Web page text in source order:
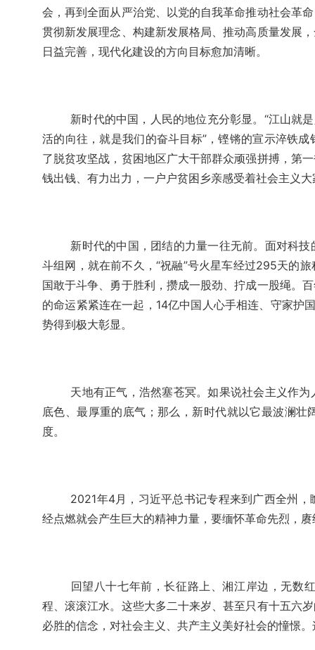
会，再到全面从严治党、以党的自我革命推动社会革
贯彻新发展理念、构建新发展格局、推动高质量发展
日益完善，现代化建设的方向目标愈加清晰。
新时代的中国，人民的地位充分彰显。“江山就
活的向往，就是我们的奋斗目标”，铿锵的宣示淬铁
了脱贫攻坚战，贫困地区广大干部群众顽强拼搏，第
钱出钱、有力出力，一户户贫困乡亲感受着社会主义
新时代的中国，团结的力量一往无前。面对科
斗组网，就在前不久，“祝融”号火星车经过295天的
国敢于斗争、勇于胜利，攒成一股劲、拧成一股绳。
的命运紧紧连在一起，14亿中国人心手相连、守家
势得到极大彰显。
天地有正气，浩然塞苍冥。如果说社会主义作
底色、最厚重的底气；那么，新时代就以它最波澜
度。
2021年4月，习近平总书记专程来到广西全州
经点燃就会产生巨大的精神力量，要缅怀革命先烈，
回望八十七年前，长征路上、湘江岸边，无数
程、滚滚江水。这些大多二十来岁、甚至只有十五六
必胜的信念，对社会主义、共产主义美好社会的憧憬